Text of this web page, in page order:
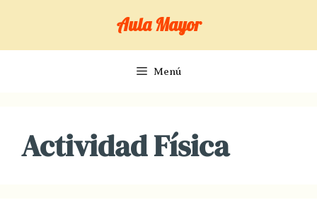
Aula Mayor
Menú
Actividad Física